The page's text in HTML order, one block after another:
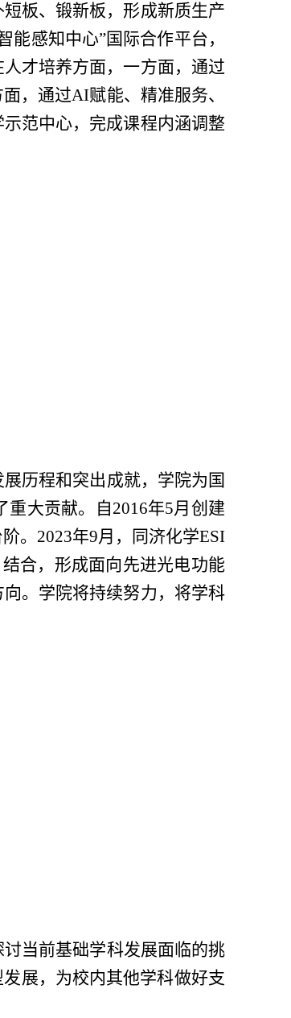
板、锻新板，形成新质生产
能感知中心”国际合作平台，
才培养方面，一方面，通过
，通过AI赋能、精准服务、
范中心，完成课程内涵调整
历程和突出成就，学院为国
重大贡献。自2016年5月创建
。 2023年9月，同济化学ESI
合，形成面向先进光电功能
。学院将持续努力，将学科
当前基础学科发展面临的挑
发展，为校内其他学科做好支